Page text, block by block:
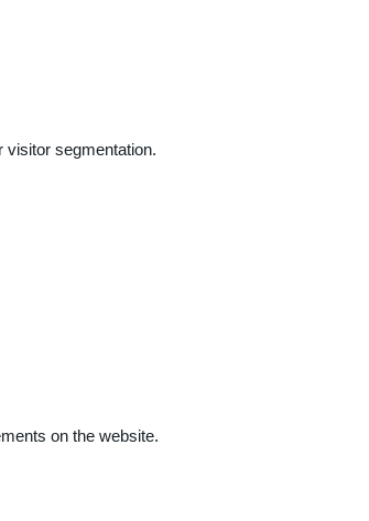
visitor segmentation.
on the website.